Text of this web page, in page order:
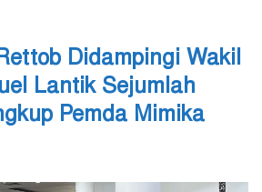
Didampingi Wakil
Lantik Sejumlah
Pemda Mimika